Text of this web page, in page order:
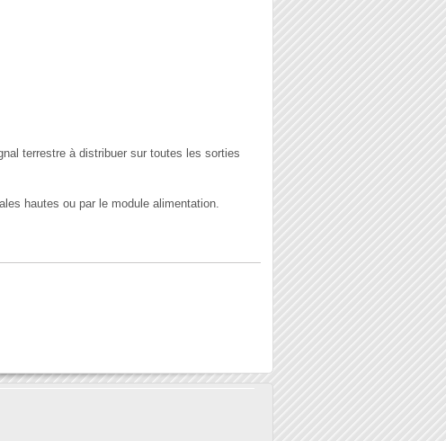
terrestre à distribuer sur toutes les sorties
hautes ou par le module alimentation.